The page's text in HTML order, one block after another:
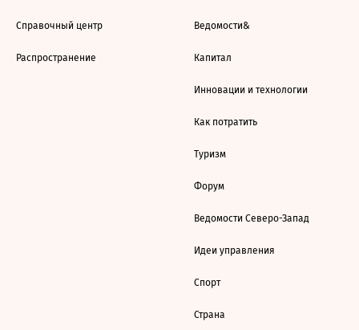
Справочный центр
Распространение
Ведомости&
Капитал
Инновации и технологии
Как потратить
Туризм
Форум
Ведомости Северо-Запад
Идеи управления
Спорт
Страна